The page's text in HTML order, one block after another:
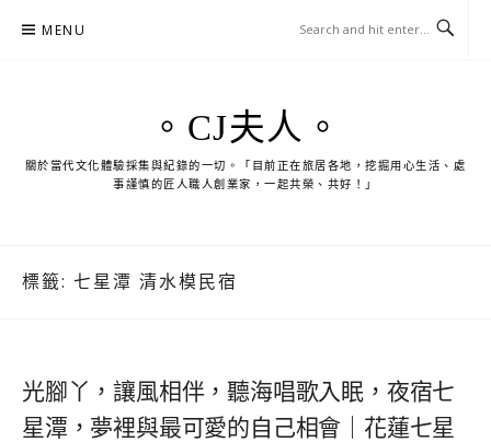
MENU
。CJ夫人。
關於當代文化體驗採集與紀錄的一切。「目前正在旅居各地，挖掘用心生活、處
事謹慎的匠人職人創業家，一起共榮、共好！」
標籤: 七星潭 清水模民宿
光腳丫，讓風相伴，聽海唱歌入眠，夜宿七
星潭，夢裡與最可愛的自己相會｜花蓮七星